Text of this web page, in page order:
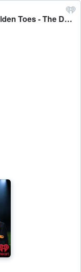
C&R - Pros Vs. Prep & LeBron's Golden Toes - The Dan Patrick Show